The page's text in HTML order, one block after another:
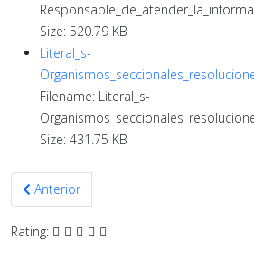
Size: 520.79 KB
Literal_s-
Filename: Literal_s-
Size: 431.75 KB
Artículo anterior: Octubre 2020
Anterior
Rating: